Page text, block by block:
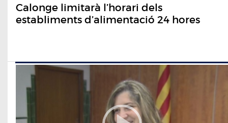
Calonge limitarà l’horari dels
establiments d’alimentació 24 hores